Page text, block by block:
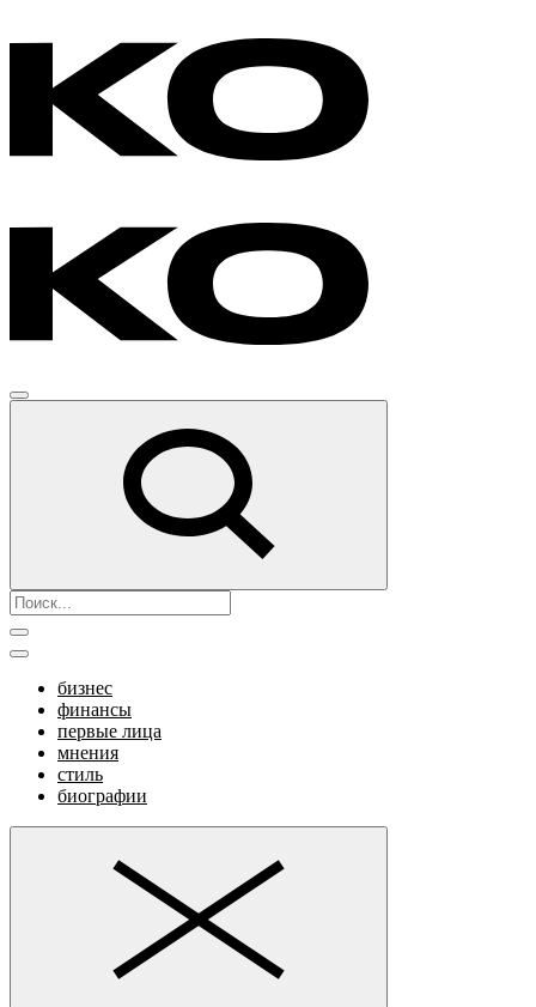
бизнес
финансы
первые лица
мнения
стиль
биографии